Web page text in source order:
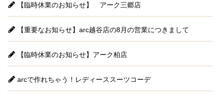
【臨時休業のお知らせ】 アーク三郷店
【重要なお知らせ】arc越谷店の8月の営業につきまして
【臨時休業のお知らせ】アーク柏店
arcで作れちゃう！レディーススーツコーデ